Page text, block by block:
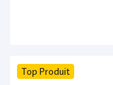
Top Produit